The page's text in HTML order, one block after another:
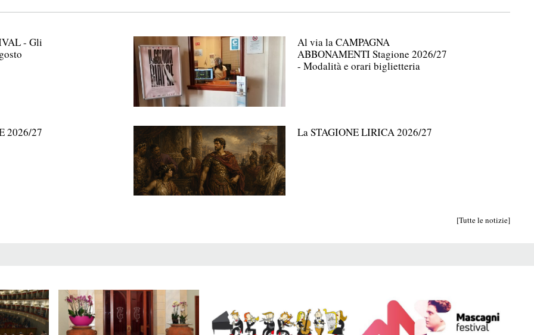
- Gli
Al via la CAMPAGNA
ABBONAMENTI Stagione 2026/27
- Modalità e orari biglietteria
2026/27 La STAGIONE LIRICA 2026/27
[Tutte le notizie]